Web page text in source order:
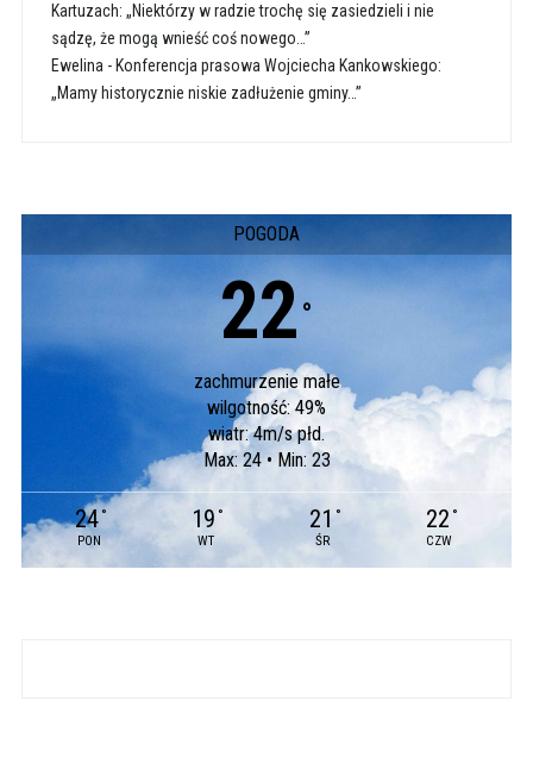
Kartuzach: „Niektórzy w radzie trochę się zasiedzieli i nie
sądzę, że mogą wnieść coś nowego…”
Ewelina- Konferencja prasowa Wojciecha Kankowskiego:
„Mamy historycznie niskie zadłużenie gminy…”
POGODA
22 °
zachmurzenie małe
wilgotność: 49%
wiatr: 4m/s płd.
Max: 24 • Min: 23
24 °
PON
19 °
WT
21 °
ŚR
22 °
CZW